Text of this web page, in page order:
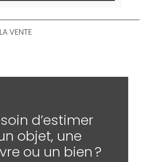
VENTE
d’estimer
objet, une
ou un bien ?